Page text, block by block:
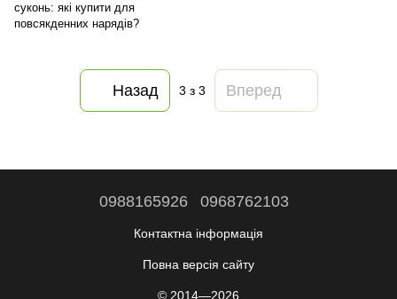
суконь: які купити для
повсякденних нарядів?
Назад 3 з 3 Вперед
0988165926 0968762103
Контактна інформація
Повна версія сайту
© 2014—2026